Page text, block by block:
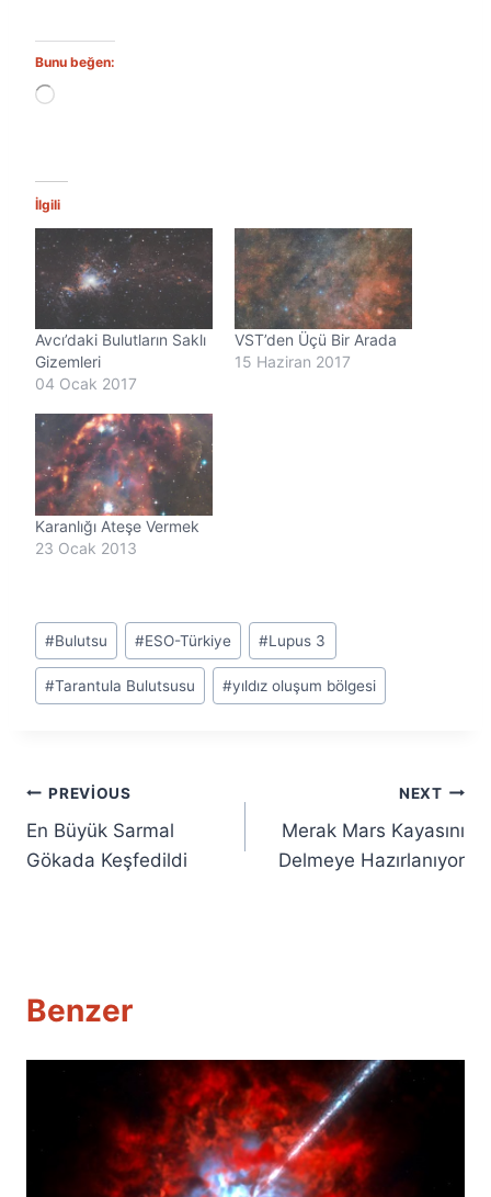
Bunu beğen:
Y
n
y
.
İlgili
Avcı’daki Bulutların Saklı
Gizemleri
04 Ocak 2017
VST’den Üçü Bir Arada
15 Haziran 2017
Karanlığı Ateşe Vermek
23 Ocak 2013
Post
Tags:
#Bulutsu #ESO-Türkiye #Lupus 3
#Tarantula Bulutsusu #yıldız oluşum bölgesi
Yazı
gezinmesi
PREVIOUS
En Büyük Sarmal
Gökada Keşfedildi
NEXT
Merak Mars Kayasını
Delmeye Hazırlanıyor
Benzer